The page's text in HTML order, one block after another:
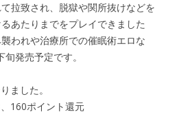
拉致され、脱獄や関所抜けなどを
あたりまでをプレイできました
われや治療所での催眠術エロな
発売予定です。
ました。
160ポイント還元